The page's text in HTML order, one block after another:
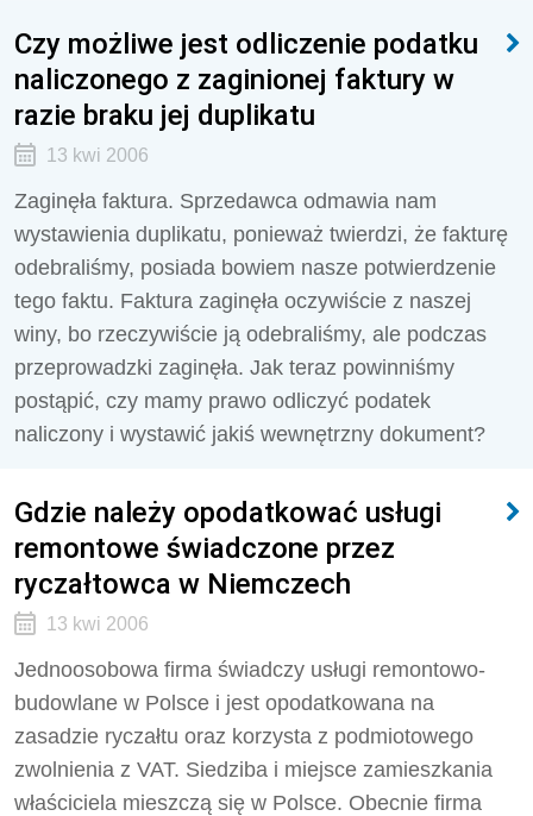
Czy możliwe jest odliczenie podatku
naliczonego z zaginionej faktury w
razie braku jej duplikatu
13 kwi 2006
Zaginęła faktura. Sprzedawca odmawia nam
wystawienia duplikatu, ponieważ twierdzi, że fakturę
odebraliśmy, posiada bowiem nasze potwierdzenie
tego faktu. Faktura zaginęła oczywiście z naszej
winy, bo rzeczywiście ją odebraliśmy, ale podczas
przeprowadzki zaginęła. Jak teraz powinniśmy
postąpić, czy mamy prawo odliczyć podatek
naliczony i wystawić jakiś wewnętrzny dokument?
Gdzie należy opodatkować usługi
remontowe świadczone przez
ryczałtowca w Niemczech
13 kwi 2006
Jednoosobowa firma świadczy usługi remontowo-
budowlane w Polsce i jest opodatkowana na
zasadzie ryczałtu oraz korzysta z podmiotowego
zwolnienia z VAT. Siedziba i miejsce zamieszkania
właściciela mieszczą się w Polsce. Obecnie firma